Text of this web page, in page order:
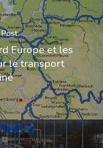
Europe et les
le transport